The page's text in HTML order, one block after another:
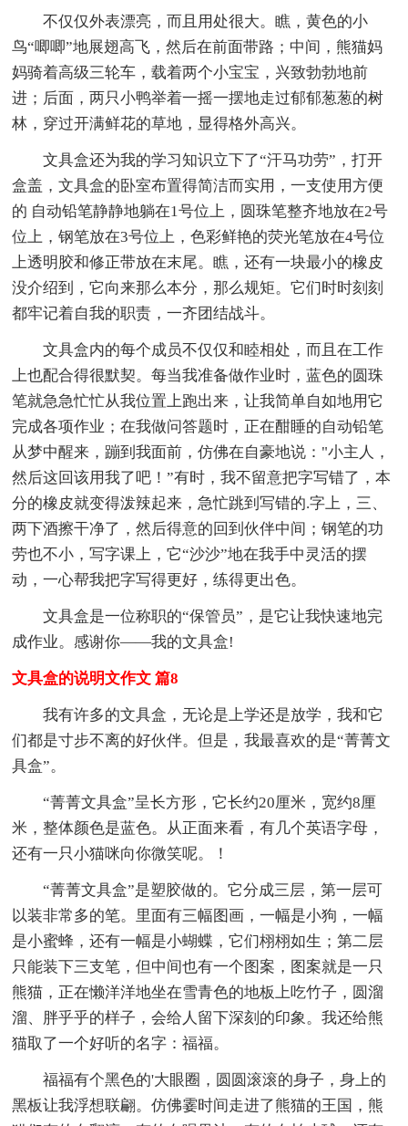
不仅仅外表漂亮，而且用处很大。瞧，黄色的小
鸟“唧唧”地展翅高飞，然后在前面带路；中间，熊猫妈
妈骑着高级三轮车，载着两个小宝宝，兴致勃勃地前
进；后面，两只小鸭举着一摇一摆地走过郁郁葱葱的树
林，穿过开满鲜花的草地，显得格外高兴。
文具盒还为我的学习知识立下了“汗马功劳”，打开
盒盖，文具盒的卧室布置得简洁而实用，一支使用方便
的 自动铅笔静静地躺在1号位上，圆珠笔整齐地放在2号
位上，钢笔放在3号位上，色彩鲜艳的荧光笔放在4号位
上透明胶和修正带放在末尾。瞧，还有一块最小的橡皮
没介绍到，它向来那么本分，那么规矩。它们时时刻刻
都牢记着自我的职责，一齐团结战斗。
文具盒内的每个成员不仅仅和睦相处，而且在工作
上也配合得很默契。每当我准备做作业时，蓝色的圆珠
笔就急急忙忙从我位置上跑出来，让我简单自如地用它
完成各项作业；在我做问答题时，正在酣睡的自动铅笔
从梦中醒来，蹦到我面前，仿佛在自豪地说："小主人，
然后这回该用我了吧！”有时，我不留意把字写错了，本
分的橡皮就变得泼辣起来，急忙跳到写错的.字上，三、
两下酒擦干净了，然后得意的回到伙伴中间；钢笔的功
劳也不小，写字课上，它“沙沙”地在我手中灵活的摆
动，一心帮我把字写得更好，练得更出色。
文具盒是一位称职的“保管员”，是它让我快速地完
成作业。感谢你——我的文具盒!
文具盒的说明文作文 篇8
我有许多的文具盒，无论是上学还是放学，我和它
们都是寸步不离的好伙伴。但是，我最喜欢的是“菁菁文
具盒”。
“菁菁文具盒”呈长方形，它长约20厘米，宽约8厘
米，整体颜色是蓝色。从正面来看，有几个英语字母，
还有一只小猫咪向你微笑呢。！
“菁菁文具盒”是塑胶做的。它分成三层，第一层可
以装非常多的笔。里面有三幅图画，一幅是小狗，一幅
是小蜜蜂，还有一幅是小蝴蝶，它们栩栩如生；第二层
只能装下三支笔，但中间也有一个图案，图案就是一只
熊猫，正在懒洋洋地坐在雪青色的地板上吃竹子，圆溜
溜、胖乎乎的样子，会给人留下深刻的印象。我还给熊
猫取了一个好听的名字：福福。
福福有个黑色的'大眼圈，圆圆滚滚的身子，身上的
黑板让我浮想联翩。仿佛霎时间走进了熊猫的王国，熊